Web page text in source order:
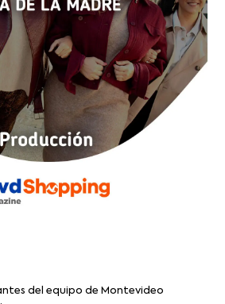
del equipo de Montevideo